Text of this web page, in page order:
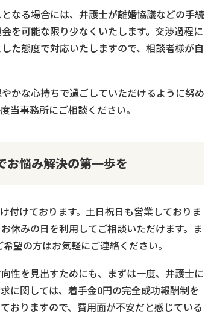
なる場合には、弁護士が離婚協議などの手続
を可能な限り少なくいたします。交渉過程に
た態度で対応いたしますので、相談者様が自
かな心持ちで過ごしていただけるように努め
当事務所にご相談ください。
お悩み解決の第一歩を
付けております。土日祝日も営業しておりま
休みの日を利用してご相談いただけます。ま
望の方はお気軽にご連絡ください。
性を見出すためにも、まずは一度、弁護士に
に関しては、着手金0円の完全成功報酬制を
おりますので、費用面が不安だと感じている